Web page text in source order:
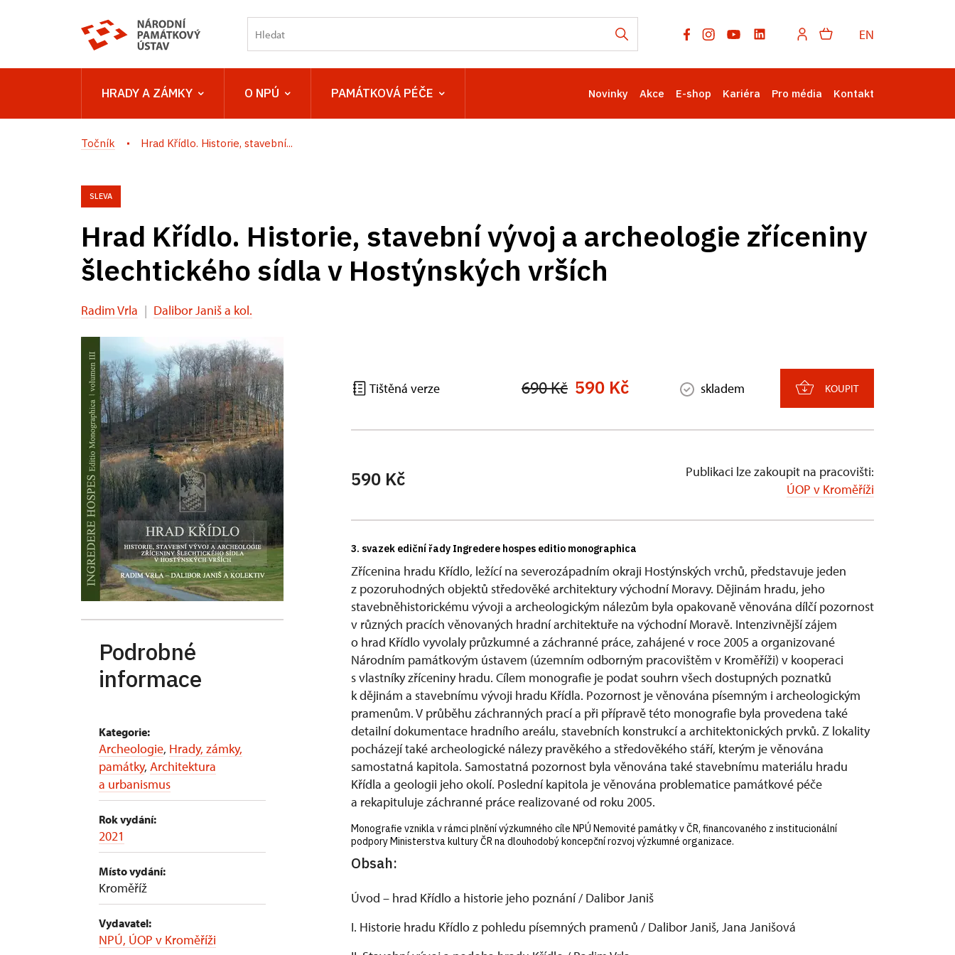
EN
HRADY A ZÁMKY O NPÚ PAMÁTKOVÁ PÉČE Novinky Akce E-shop Kariéra Pro média Kontakt
Točník Hrad Křídlo. Historie, stavební...
SLEVA
Hrad Křídlo. Historie, stavební vývoj a archeologie zříceniny
šlechtického sídla v Hostýnských vrších
Radim Vrla | Dalibor Janiš a kol.
Podrobné
informace
Kategorie:
Archeologie, Hrady, zámky,
památky, Architektura
a urbanismus
Rok vydání:
2021
Místo vydání:
Kroměříž
Vydavatel:
NPÚ, ÚOP v Kroměříži
Tištěná verze 690 Kč 590 Kč skladem KOUPIT
590 Kč
Publikaci lze zakoupit na pracovišti:
ÚOP v Kroměříži
3. svazek ediční řady Ingredere hospes editio monographica
Zřícenina hradu Křídlo, ležící na severozápadním okraji Hostýnských vrchů, představuje jeden
z pozoruhodných objektů středověké architektury východní Moravy. Dějinám hradu, jeho
stavebněhistorickému vývoji a archeologickým nálezům byla opakovaně věnována dílčí pozornost
v různých pracích věnovaných hradní architektuře na východní Moravě. Intenzivnější zájem
o hrad Křídlo vyvolaly průzkumné a záchranné práce, zahájené v roce 2005 a organizované
Národním památkovým ústavem (územním odborným pracovištěm v Kroměříži) v kooperaci
s vlastníky zříceniny hradu. Cílem monografie je podat souhrn všech dostupných poznatků
k dějinám a stavebnímu vývoji hradu Křídla. Pozornost je věnována písemným i archeologickým
pramenům. V průběhu záchranných prací a při přípravě této monografie byla provedena také
detailní dokumentace hradního areálu, stavebních konstrukcí a architektonických prvků. Z lokality
pocházejí také archeologické nálezy pravěkého a středověkého stáří, kterým je věnována
samostatná kapitola. Samostatná pozornost byla věnována také stavebnímu materiálu hradu
Křídla a geologii jeho okolí. Poslední kapitola je věnována problematice památkové péče
a rekapituluje záchranné práce realizované od roku 2005.
Monografie vznikla v rámci plnění výzkumného cíle NPÚ Nemovité památky v ČR, financovaného z institucionální
podpory Ministerstva kultury ČR na dlouhodobý koncepční rozvoj výzkumné organizace.
Obsah:
Úvod – hrad Křídlo a historie jeho poznání / Dalibor Janiš
I. Historie hradu Křídlo z pohledu písemných pramenů / Dalibor Janiš, Jana Janišová